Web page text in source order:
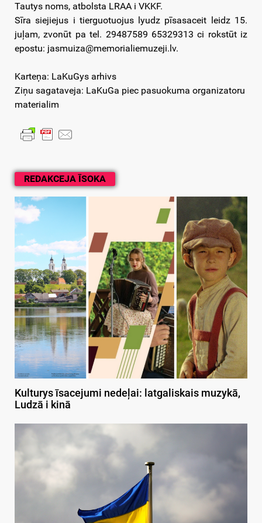
REDAKCEJA ĪSOKA
Kulturys īsacejumi nedeļai: latgaliskais muzykā,
Ludzā i kinā
Tautys noms, atbolsta LRAA i VKKF.
Sīra siejiejus i tierguotuojus lyudz pīsasaceit leidz 15.
juļam, zvonūt pa tel. 29487589 65329313 ci rokstūt iz
epostu: jasmuiza@memorialiemuzeji.lv.
Karteņa: LaKuGys arhivs
Ziņu sagataveja: LaKuGa piec pasuokuma organizatoru
materialim